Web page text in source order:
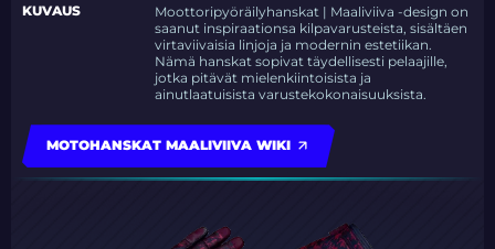
KUVAUS
Moottoripyöräilyhanskat | Maaliviiva -design on
saanut inspiraationsa kilpavarusteista, sisältäen
virtaviivaisia linjoja ja modernin estetiikan.
Nämä hanskat sopivat täydellisesti pelaajille,
jotka pitävät mielenkiintoisista ja
ainutlaatuisista varustekokonaisuuksista.
MOTOHANSKAT MAALIVIIVA WIKI